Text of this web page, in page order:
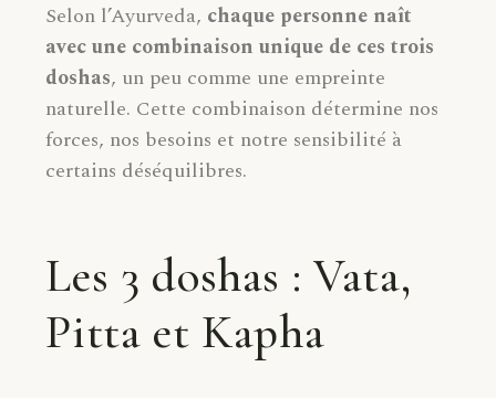
Selon l’Ayurveda, chaque personne naît
avec une combinaison unique de ces trois
doshas, un peu comme une empreinte
naturelle. Cette combinaison détermine nos
forces, nos besoins et notre sensibilité à
certains déséquilibres.
Les 3 doshas : Vata,
Pitta et Kapha